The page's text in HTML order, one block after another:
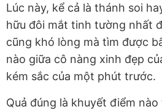
Lúc này, kể cả là thánh soi
hữu đôi mắt tinh tường nhất
cũng khó lòng mà tìm được
nào giữa cô nàng xinh đẹp
kém sắc của một phút trước.
Quả đúng là khuyết điểm